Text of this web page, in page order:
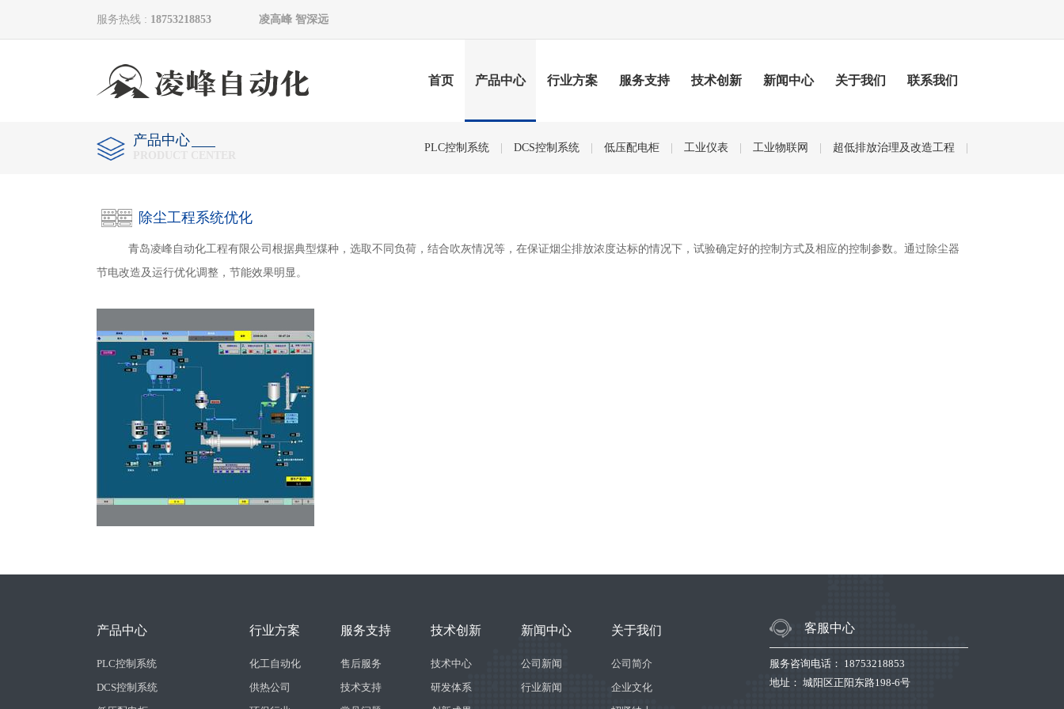
服务热线 : 18753218853 凌高峰 智深远
首页 产品中心 行业方案 服务支持 技术创新 新闻中心 关于我们 联系我们
产品中心 PLC控制系统 DCS控制系统 低压配电柜 工业仪表 工业物联网 超低排放治理及改造工程
除尘工程系统优化
青岛凌峰自动化工程有限公司根据典型煤种，选取不同负荷，结合吹灰情况等，在保证烟尘排放浓度达标的情况下，试验确定好的控制方式及相应的控制参数。通过除尘器
节电改造及运行优化调整，节能效果明显。
产品中心
PLC控制系统
DCS控制系统
行业方案
化工自动化
供热公司
服务支持
售后服务
技术支持
技术创新
技术中心
研发体系
新闻中心
公司新闻
行业新闻
关于我们
公司简介
企业文化
客服中心
服务咨询电话： 18753218853
地址： 城阳区正阳东路198-6号